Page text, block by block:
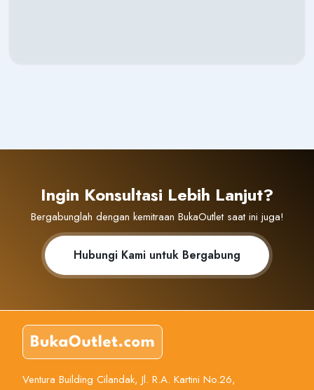
Ingin Konsultasi Lebih Lanjut?
Bergabunglah dengan kemitraan BukaOutlet saat ini juga!
Hubungi Kami untuk Bergabung
Ventura Building Cilandak, Jl. R.A. Kartini No.26,